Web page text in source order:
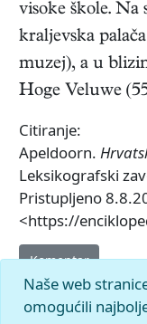
visoke škole. Na
kraljevska
muzej), a u
Hoge Veluwe
Citiranje:
Apeldoorn.
Leksikografski
Pristupljeno
<https://
Komentar
Naše web
omogućili